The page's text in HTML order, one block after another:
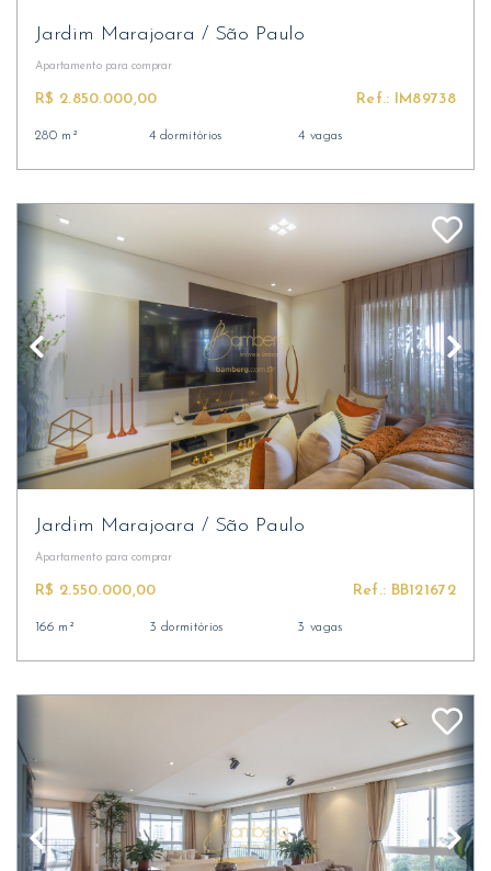
Jardim Marajoara / São Paulo
Apartamento para comprar
R$ 2.850.000,00 Ref.: IM89738
280 m² 4 dormitórios 4 vagas
Jardim Marajoara / São Paulo
Apartamento para comprar
R$ 2.550.000,00 Ref.: BB121672
166 m² 3 dormitórios 3 vagas